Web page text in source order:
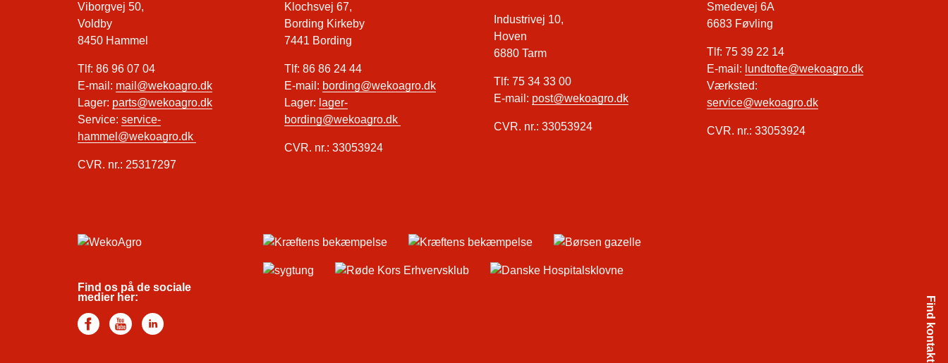
Viborgvej 50,
Voldby
8450 Hammel
Tlf: 86 96 07 04
E-mail: mail@wekoagro.dk
Lager: parts@wekoagro.dk
Service: service-
hammel@wekoagro.dk
CVR. nr.: 25317297
Klochsvej 67,
Bording Kirkeby
7441 Bording
Tlf: 86 86 24 44
E-mail: bording@wekoagro.dk
Lager: lager-
bording@wekoagro.dk
CVR. nr.: 33053924
Industrivej 10,
Hoven
6880 Tarm
Tlf: 75 34 33 00
E-mail: post@wekoagro.dk
CVR. nr.: 33053924
Smedevej 6A
6683 Føvling
Tlf: 75 39 22 14
E-mail: lundtofte@wekoagro.dk
Værksted:
service@wekoagro.dk
CVR. nr.: 33053924
Find os på de sociale
medier her: